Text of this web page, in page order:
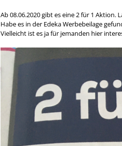
Ab 08.06.2020 gibt es eine 2 für 1 Aktion.
Habe es in der Edeka Werbebeilage
Vielleicht ist es ja für jemanden hier